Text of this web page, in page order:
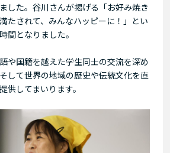
した。谷川さんが掲げる「お好み焼き
たされて、みんなハッピーに！」とい
間となりました。
や国籍を越えた学生同士の交流を深め
して世界の地域の歴史や伝統文化を直
供してまいります。